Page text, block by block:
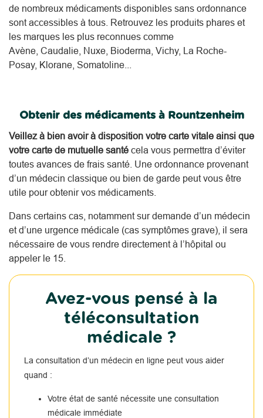
de nombreux médicaments disponibles sans ordonnance
sont accessibles à tous. Retrouvez les produits phares et
les marques les plus reconnues comme
Avène, Caudalie, Nuxe, Bioderma, Vichy, La Roche-
Posay, Klorane, Somatoline...
Obtenir des médicaments à Rountzenheim
Veillez à bien avoir à disposition votre carte vitale ainsi que
votre carte de mutuelle santé cela vous permettra d’éviter
toutes avances de frais santé. Une ordonnance provenant
d’un médecin classique ou bien de garde peut vous être
utile pour obtenir vos médicaments.
Dans certains cas, notamment sur demande d’un médecin
et d’une urgence médicale (cas symptômes grave), il sera
nécessaire de vous rendre directement à l’hôpital ou
appeler le 15.
Avez-vous pensé à la
téléconsultation
médicale ?
La consultation d’un médecin en ligne peut vous aider
quand :
Votre état de santé nécessite une consultation
médicale immédiate